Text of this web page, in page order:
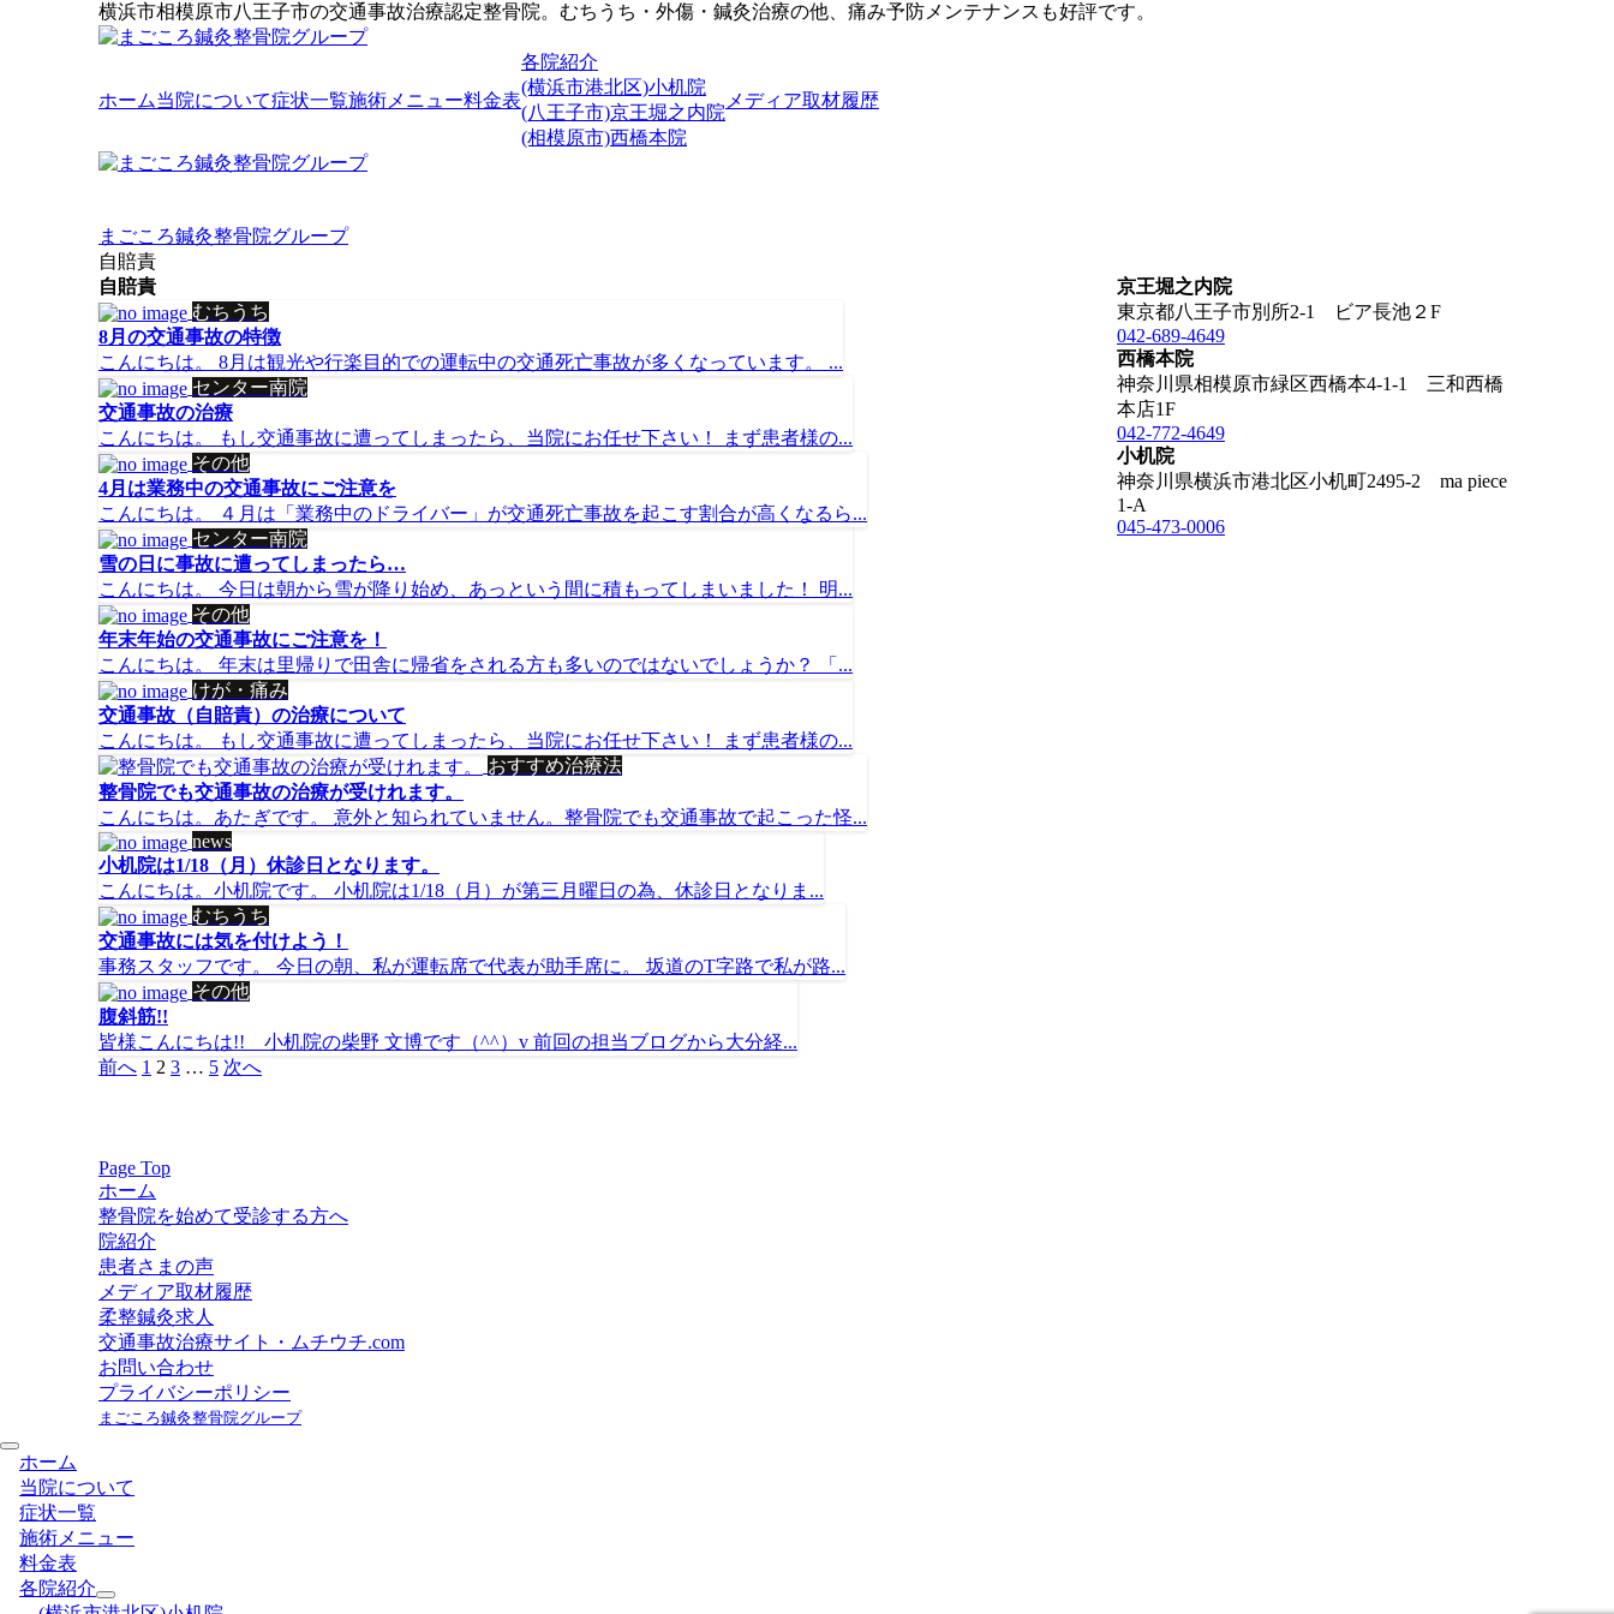
横浜市相模原市八王子市の交通事故治療認定整骨院。むちうち・外傷・鍼灸治療の他、痛み予防メンテナンスも好評です。
ホーム当院について症状一覧施術メニュー料金表
各院紹介
(横浜市港北区)小机院
(八王子市)京王堀之内院
(相模原市)西橋本院
メディア取材履歴
まごころ鍼灸整骨院グループ
自賠責
自賠責
むちうち
8月の交通事故の特徴
こんにちは。 8月は観光や行楽目的での運転中の交通死亡事故が多くなっています。 ...
センター南院
交通事故の治療
こんにちは。 もし交通事故に遭ってしまったら、当院にお任せ下さい！ まず患者様の...
その他
4月は業務中の交通事故にご注意を
こんにちは。 ４月は「業務中のドライバー」が交通死亡事故を起こす割合が高くなるら...
センター南院
雪の日に事故に遭ってしまったら…
こんにちは。 今日は朝から雪が降り始め、あっという間に積もってしまいました！ 明...
その他
年末年始の交通事故にご注意を！
こんにちは。 年末は里帰りで田舎に帰省をされる方も多いのではないでしょうか？ 「...
けが・痛み
交通事故（自賠責）の治療について
こんにちは。 もし交通事故に遭ってしまったら、当院にお任せ下さい！ まず患者様の...
おすすめ治療法
整骨院でも交通事故の治療が受けれます。
こんにちは。あたぎです。 意外と知られていません。整骨院でも交通事故で起こった怪...
news
小机院は1/18（月）休診日となります。
こんにちは。小机院です。 小机院は1/18（月）が第三月曜日の為、休診日となりま...
むちうち
交通事故には気を付けよう！
事務スタッフです。 今日の朝、私が運転席で代表が助手席に。 坂道のT字路で私が路...
その他
腹斜筋!!
皆様こんにちは!! 小机院の柴野 文博です（^^）v 前回の担当ブログから大分経...
投
ー
ジ
送
り
前へ 1 2 3 … 5 次へ
京王堀之内院
東京都八王子市別所2-1 ビア長池２F
042-689-4649
西橋本院
神奈川県相模原市緑区西橋本4-1-1 三和西橋
本店1F
042-772-4649
小机院
神奈川県横浜市港北区小机町2495-2 ma piece
1-A
045-473-0006
Page Top
ホーム
整骨院を始めて受診する方へ
院紹介
患者さまの声
メディア取材履歴
柔整鍼灸求人
交通事故治療サイト・ムチウチ.com
お問い合わせ
プライバシーポリシー
まごころ鍼灸整骨院グループ
ホーム
当院について
症状一覧
施術メニュー
料金表
各院紹介